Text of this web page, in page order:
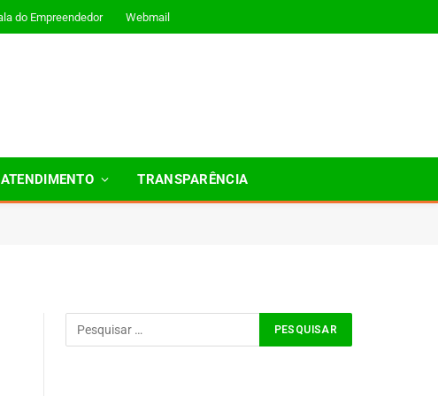
do Empreendedor Webmail
ATENDIMENTO TRANSPARÊNCIA